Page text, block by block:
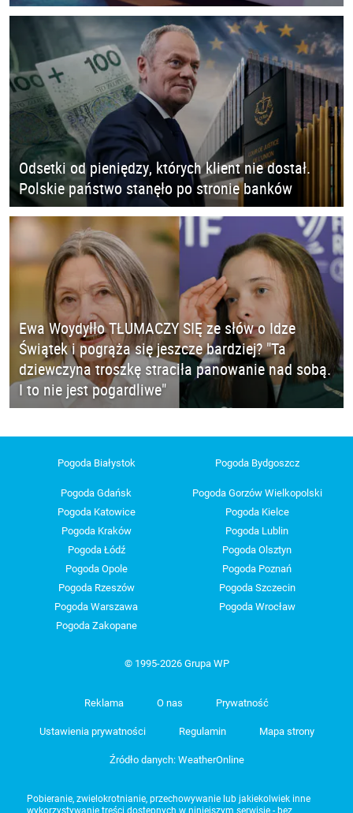
Odsetki od pieniędzy, których klient nie dostał.
Polskie państwo stanęło po stronie banków
Ewa Woydyłło TŁUMACZY SIĘ ze słów o Idze
Świątek i pogrąża się jeszcze bardziej? "Ta
dziewczyna troszkę straciła panowanie nad sobą.
I to nie jest pogardliwe"
Pogoda Białystok Pogoda Bydgoszcz
Pogoda Gdańsk
Pogoda Gorzów Wielkopolski
Pogoda Katowice
Pogoda Kielce
Pogoda Kraków
Pogoda Lublin
Pogoda Łódź
Pogoda Olsztyn
Pogoda Opole
Pogoda Poznań
Pogoda Rzeszów
Pogoda Szczecin
Pogoda Warszawa
Pogoda Wrocław
Pogoda Zakopane
© 1995-2026 Grupa WP
Reklama O nas Prywatność
Ustawienia prywatności Regulamin Mapa strony
Źródło danych: WeatherOnline
Pobieranie, zwielokrotnianie, przechowywanie lub jakiekolwiek inne
wykorzystywanie treści dostępnych w niniejszym serwisie - bez